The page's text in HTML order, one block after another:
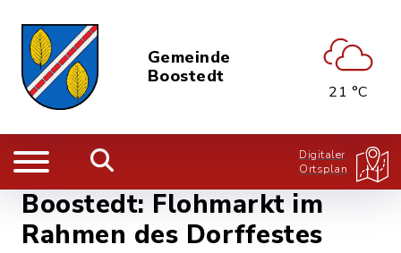
Gemeinde
Boostedt
21 °C
Digitaler
Ortsplan
Boostedt: Flohmarkt im
Rahmen des Dorffestes